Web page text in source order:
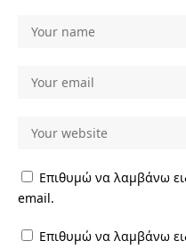
Επιθυμώ να λαμβάνω
email.
Επιθυμώ να λαμβάνω